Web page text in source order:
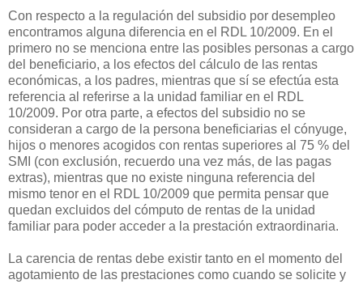
Con respecto a la regulación del subsidio por desempleo
encontramos alguna diferencia en el RDL 10/2009. En el
primero no se menciona entre las posibles personas a cargo
del beneficiario, a los efectos del cálculo de las rentas
económicas, a los padres, mientras que sí se efectúa esta
referencia al referirse a la unidad familiar en el RDL
10/2009. Por otra parte, a efectos del subsidio no se
consideran a cargo de la persona beneficiarias el cónyuge,
hijos o menores acogidos con rentas superiores al 75 % del
SMI (con exclusión, recuerdo una vez más, de las pagas
extras), mientras que no existe ninguna referencia del
mismo tenor en el RDL 10/2009 que permita pensar que
quedan excluidos del cómputo de rentas de la unidad
familiar para poder acceder a la prestación extraordinaria.
La carencia de rentas debe existir tanto en el momento del
agotamiento de las prestaciones como cuando se solicite y